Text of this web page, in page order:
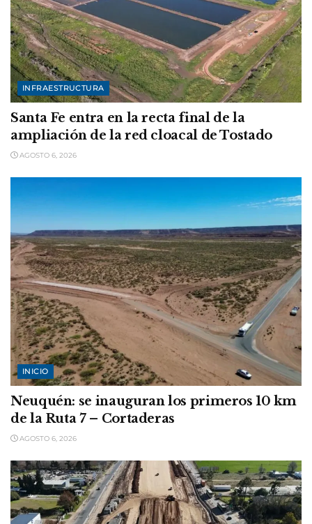
INFRAESTRUCTURA
Santa Fe entra en la recta final de la
ampliación de la red cloacal de Tostado
AGOSTO 6, 2026
INICIO
Neuquén: se inauguran los primeros 10 km
de la Ruta 7 – Cortaderas
AGOSTO 6, 2026